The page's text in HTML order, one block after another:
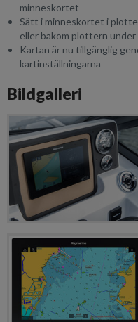
minneskortet
Sätt i minneskortet i
eller bakom plottern under
Kartan är nu tillgänglig
kartinställningarna
Bildgalleri